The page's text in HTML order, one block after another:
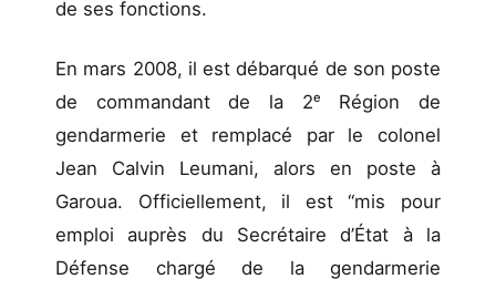
de ses fonctions.
En mars 2008, il est débarqué de son poste
de commandant de la 2ᵉ Région de
gendarmerie et remplacé par le colonel
Jean Calvin Leumani, alors en poste à
Garoua. Officiellement, il est “mis pour
emploi auprès du Secrétaire d’État à la
Défense chargé de la gendarmerie